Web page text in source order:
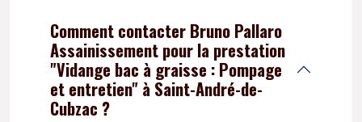
Comment contacter Bruno Pallaro
Assainissement pour la prestation
"Vidange bac à graisse : Pompage
et entretien" à Saint-André-de-
Cubzac ?